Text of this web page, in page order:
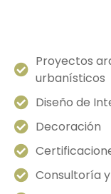
Proyectos
urbanísticos
Diseño de
Decoración
Consultoría